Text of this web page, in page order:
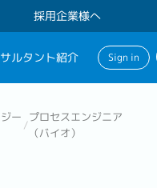
採用企業様へ
ルタント紹介 Sign in
ー
/
プロセスエンジニア
（バイオ）